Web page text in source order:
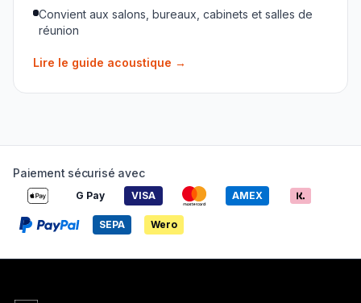
Convient aux salons, bureaux, cabinets et salles de
réunion
Lire le guide acoustique →
Paiement sécurisé avec
G Pay VISA AMEX
SEPA Wero